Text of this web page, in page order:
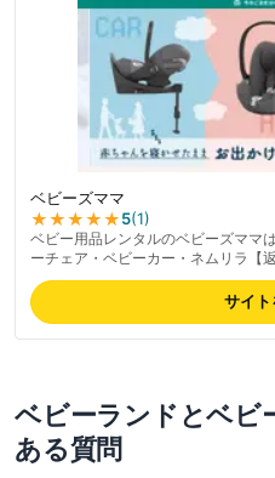
ベビーズママ
★★★★★5(1)
ベビー用品レンタルのベビーズママ
ーチェア・ベビーカー・ネムリラ【
ング】福岡から全国へお届けします
サイト
ベビーランドとベビ
ある質問